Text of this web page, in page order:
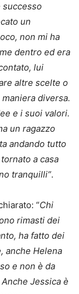
successo
un
non mi ha
dentro ed era
lui
altre scelte o
diversa.
e i suoi valori.
un ragazzo
andando tutto
a casa
tranquilli”.
“Chi
rimasti dei
ha fatto dei
anche Helena
e non è da
Jessica è